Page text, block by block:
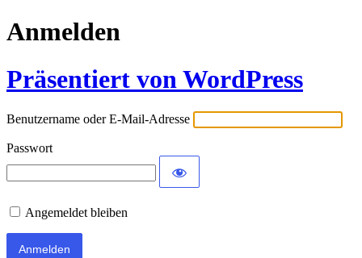
Anmelden
Präsentiert von WordPress
Benutzername oder E-Mail-Adresse
Passwort
Angemeldet bleiben